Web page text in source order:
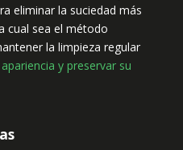
eliminar la suciedad más
cual sea el método
la limpieza regular
y preservar su